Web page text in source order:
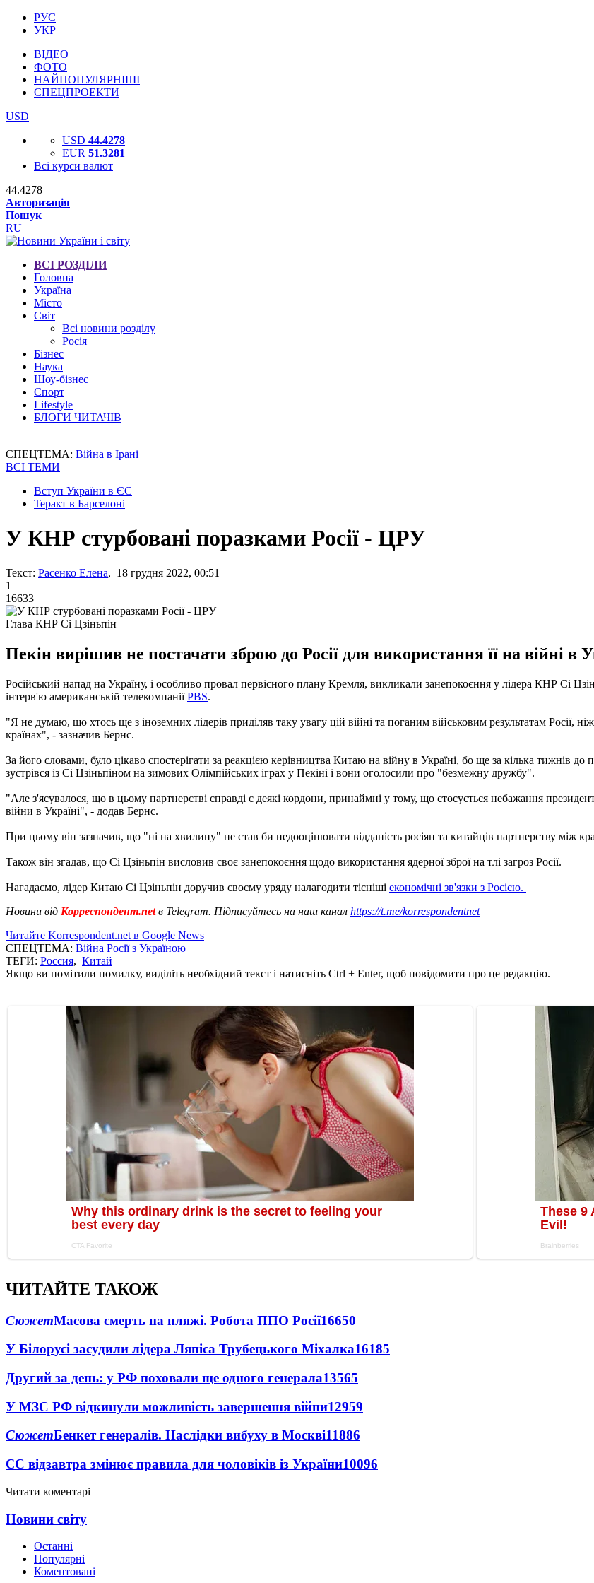
РУС
УКР
ВІДЕО
ФОТО
НАЙПОПУЛЯРНІШІ
СПЕЦПРОЕКТИ
USD
USD 44.4278
EUR 51.3281
Всі курси валют
44.4278
Авторизація
Пошук
RU
ВСІ РОЗДІЛИ
Головна
Україна
Місто
Світ
Всі новини розділу
Росія
Бізнес
Наука
Шоу-бізнес
Спорт
Lifestyle
БЛОГИ ЧИТАЧІВ
СПЕЦТЕМА: Війна в Ірані
ВСІ ТЕМИ
Вступ України в ЄС
Теракт в Барселоні
У КНР стурбовані поразками Росії - ЦРУ
Текст: Расенко Елена, 18 грудня 2022, 00:51
1
16633
Глава КНР Сі Цзіньпін
Пекін вирішив не постачати зброю до Росії для використання її на війні в
Російський напад на Україну, і особливо провал первісного плану Кремля, викликали занепокоєння у лідера КНР Сі
інтерв'ю американській телекомпаніїPBS.
"Я не думаю, що хтось ще з іноземних лідерів приділяв таку увагу цій війні та поганим військовим результатам Росії,
країнах", - зазначив Бернс.
За його словами, було цікаво спостерігати за реакцією керівництва Китаю на війну в Україні, бо ще за кілька
зустрівся із Сі Цзіньпіном на зимових Олімпійських іграх у Пекіні і вони оголосили про "безмежну дружбу".
"Але з'ясувалося, що в цьому партнерстві справді є деякі кордони, принаймні у тому, що стосується небажання
війни в Україні", - додав Бернс.
При цьому він зазначив, що "ні на хвилину" не став би недооцінювати відданість росіян та китайців партнерству між
Також він згадав, що Сі Цзіньпін висловив своє занепокоєння щодо використання ядерної зброї на тлі загроз Росії.
Нагадаємо, лідер Китаю Сі Цзіньпін доручив своєму уряду налагодити тісніші економічні зв'язки з Росією.
Новини від Корреспондент.netв Telegram. Підписуйтесь на наш канал https://t.me/korrespondentnet
Читайте Korrespondent.net в Google News
СПЕЦТЕМА: Війна Росії з Україною
ТЕГИ: Россия, Китай
Якщо ви помітили помилку, виділіть необхідний текст і натисніть Ctrl + Enter, щоб повідомити про це редакцію.
ЧИТАЙТЕ ТАКОЖ
СюжетМасова смерть на пляжі. Робота ППО Росії16650
У Білорусі засудили лідера Ляпіса Трубецького Міхалка16185
Другий за день: у РФ поховали ще одного генерала13565
У МЗС РФ відкинули можливість завершення війни12959
СюжетБенкет генералів. Наслідки вибуху в Москві11886
ЄС відзавтра змінює правила для чоловіків із України10096
Читати коментарі
Новини світу
Останні
Популярні
Коментовані